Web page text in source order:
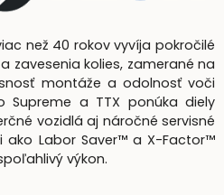
než 40 rokov vyvíja pokročilé
zavesenia kolies, zamerané na
montáže a odolnosť voči
Supreme a TTX ponúka diely
vozidlá aj náročné servisné
ako Labor Saver™ a X-Factor™
výkon.